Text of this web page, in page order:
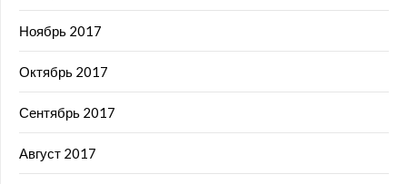
Ноябрь 2017
Октябрь 2017
Сентябрь 2017
Август 2017